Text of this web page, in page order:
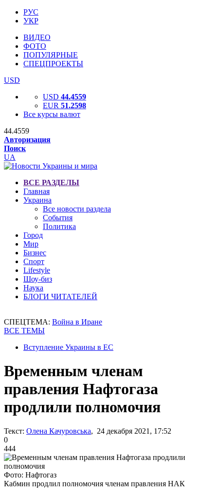
РУС
УКР
ВИДЕО
ФОТО
ПОПУЛЯРНЫЕ
СПЕЦПРОЕКТЫ
USD
USD 44.4559
EUR 51.2598
Все курсы валют
44.4559
Авторизация
Поиск
UA
ВСЕ РАЗДЕЛЫ
Главная
Украина
Все новости раздела
События
Политика
Город
Мир
Бизнес
Спорт
Lifestyle
Шоу-биз
Наука
БЛОГИ ЧИТАТЕЛЕЙ
СПЕЦТЕМА: Война в Иране
ВСЕ ТЕМЫ
Вступление Украины в ЕС
Временным членам
правления Нафтогаза
продлили полномочия
Текст: Олена Качуровська, 24 декабря 2021, 17:52
0
444
Фото: Нафтогаз
Кабмин продлил полномочия членам правления НАК